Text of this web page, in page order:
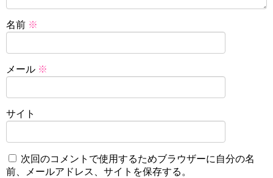
名前 ※
メール ※
サイト
次回のコメントで使用するためブラウザーに自分の名
前、メールアドレス、サイトを保存する。